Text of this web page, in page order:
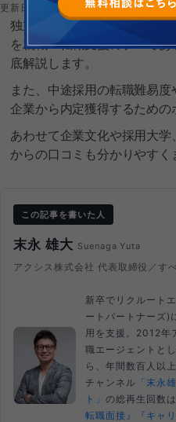
更新日：2023.06.05
独立系SIerであるTIS(ティア
を就職・転職支援のプロで
底解説します。
また、中途採用の転職難易
企業から内定獲得するための
あわせて企業文化や採用大
からの口コミも分かりやすく
この記事を書いた人
末永 雄大 Suenaga Yuta
アクシス株式会社 代表取締役／す
新卒でリクルート
ートパートナーズ)
用を支援。2012年
職エージェントと
ら、年間数百人以
チャンネル 「末永
ト」 の総再生回数
転職面接』
『キャ